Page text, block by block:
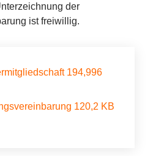
der
ist freiwillig.
194,996
120,2 KB